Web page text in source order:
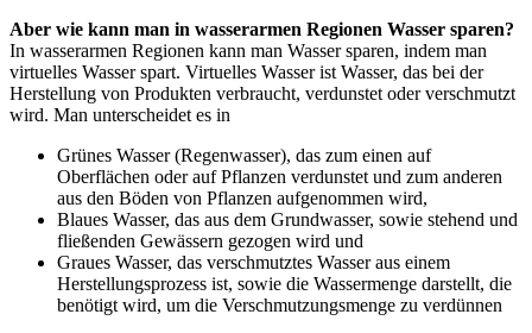
Aber wie kann man in wasserarmen Regionen Wasser sparen?
In wasserarmen Regionen kann man Wasser sparen, indem man
virtuelles Wasser spart. Virtuelles Wasser ist Wasser, das bei der
Herstellung von Produkten verbraucht, verdunstet oder verschmutzt
wird. Man unterscheidet es in
Grünes Wasser (Regenwasser), das zum einen auf
Oberflächen oder auf Pflanzen verdunstet und zum anderen
aus den Böden von Pflanzen aufgenommen wird,
Blaues Wasser, das aus dem Grundwasser, sowie stehend und
fließenden Gewässern gezogen wird und
Graues Wasser, das verschmutztes Wasser aus einem
Herstellungsprozess ist, sowie die Wassermenge darstellt, die
benötigt wird, um die Verschmutzungsmenge zu verdünnen